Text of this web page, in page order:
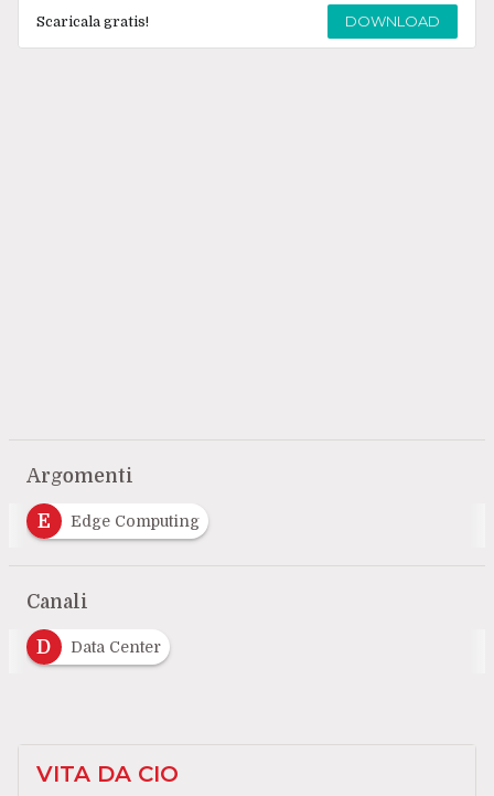
Scaricala gratis! DOWNLOAD
Argomenti
E Edge Computing
Canali
D Data Center
VITA DA CIO